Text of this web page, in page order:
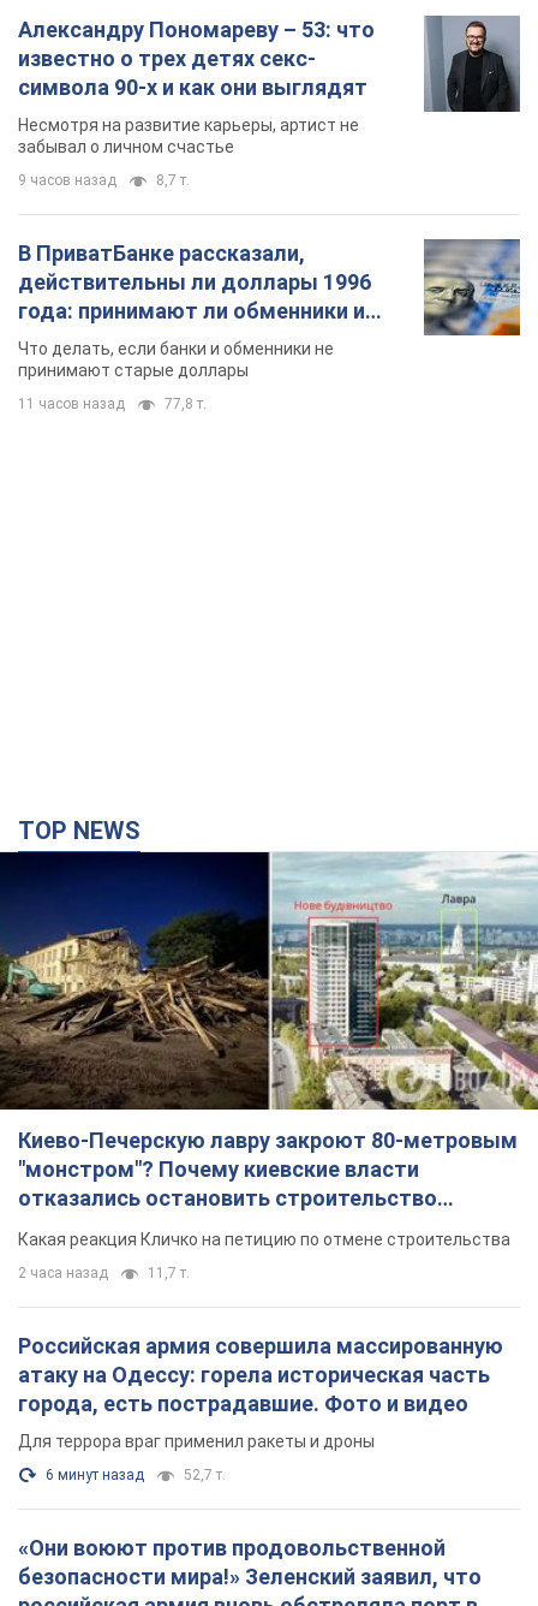
Александру Пономареву – 53: что
известно о трех детях секс-
символа 90-х и как они выглядят
Несмотря на развитие карьеры, артист не
забывал о личном счастье
9 часов назад 8,7 т.
В ПриватБанке рассказали,
действительны ли доллары 1996
года: принимают ли обменники и
банки такие купюры
Что делать, если банки и обменники не
принимают старые доллары
11 часов назад 77,8 т.
TOP NEWS
Киево-Печерскую лавру закроют 80-метровым
"монстром"? Почему киевские власти
отказались остановить строительство
небоскреба "московского верующего"
Какая реакция Кличко на петицию по отмене строительства
2 часа назад 11,7 т.
Российская армия совершила массированную
атаку на Одессу: горела историческая часть
города, есть пострадавшие. Фото и видео
Для террора враг применил ракеты и дроны
6 минут назад 52,7 т.
«Они воюют против продовольственной
безопасности мира!» Зеленский заявил, что